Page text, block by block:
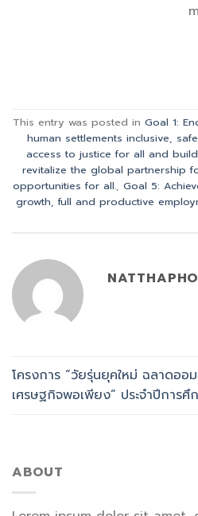
This entry was posted in Goal 1:
human settlements inclusive,
access to justice for all and
revitalize the global partnership
opportunities for all., Goal 5:
growth, full and productive
โครงการ “วัยรุ่นยุคใหม่ ฉลาดอ
เศรษฐกิจพอเพียง” ประจำปีการศึ
ABOUT